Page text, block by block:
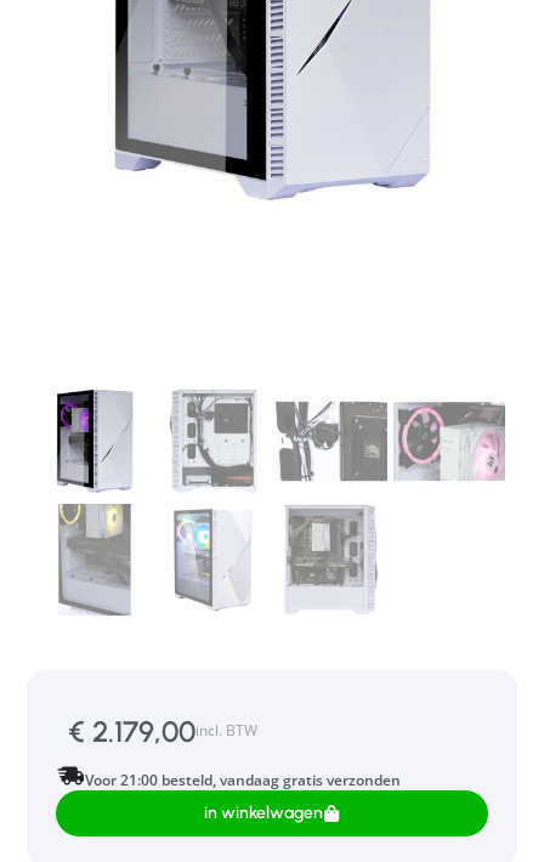
€ 2.179,00incl. BTW
Voor 21:00 besteld, vandaag gratis verzonden
in winkelwagen